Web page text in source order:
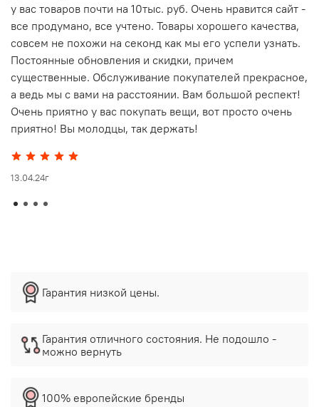
у вас товаров почти на 10тыс. руб. Очень нравится сайт -
все продумано, все учтено. Товары хорошего качества,
совсем не похожи на секонд как мы его успели узнать.
Постоянные обновления и скидки, причем
существенные. Обслуживание покупателей прекрасное,
а ведь мы с вами на расстоянии. Вам большой респект!
Очень приятно у вас покупать вещи, вот просто очень
приятно! Вы молодцы, так держать!
13.04.24г
Гарантия низкой цены.
Гарантия отличного состояния. Не подошло -
можно вернуть
100% европейские бренды